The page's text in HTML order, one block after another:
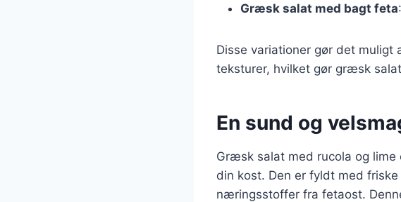
Græsk salat med bagt feta
Disse variationer gør det muligt
teksturer, hvilket gør græsk
En sund og
Græsk salat med rucola og
din kost. Den er fyldt med
næringsstoffer fra fetaost.